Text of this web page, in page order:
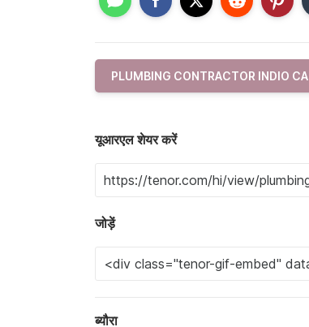
PLUMBING CONTRACTOR INDIO CA
यूआरएल शेयर करें
जोड़ें
ब्यौरा